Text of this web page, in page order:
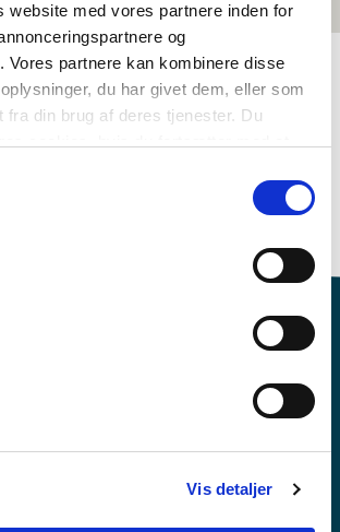
website med vores partnere inden for
og
Vores partnere kan kombinere disse
du har givet dem, eller som
fra din brug af deres tjenester. Du
Vis detaljer
Sjálfsmynd
Norden i skolen?
okkar